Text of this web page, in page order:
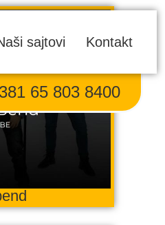
sajtovi Kontakt
65 803 8400